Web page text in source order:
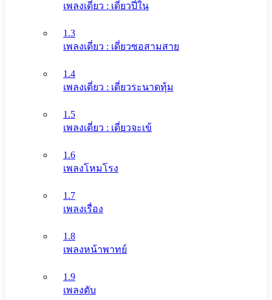
เพลงเดี่ยว : เดี่ยวปี่ใน
1.3
เพลงเดี่ยว : เดี่ยวซอสามสาย
1.4
เพลงเดี่ยว : เดี่ยวระนาดทุ้ม
1.5
เพลงเดี่ยว : เดี่ยวจะเข้
1.6
เพลงโหมโรง
1.7
เพลงเรื่อง
1.8
เพลงหน้าพาทย์
1.9
เพลงตับ